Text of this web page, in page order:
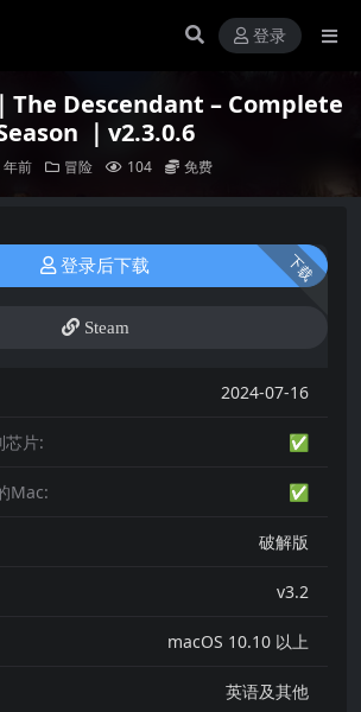
登录
The Descendant – Complete
｜v2.3.0.6
年前 冒险 104 免费
下载
登录后下载
Steam
2024-07-16
芯片: ✅
Mac: ✅
破解版
v3.2
macOS 10.10 以上
英语及其他